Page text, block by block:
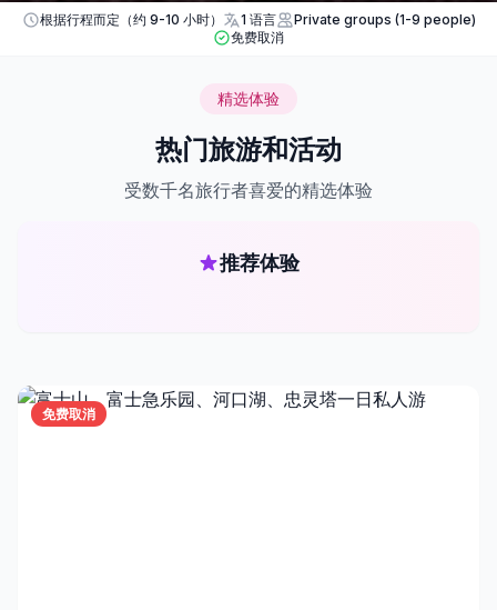
根据行程而定（约 9-10 小时） 1 语言
Private groups (1-9 people)
免费取消
精选体验
热门旅游和活动
受数千名旅行者喜爱的精选体验
推荐体验
免费取消